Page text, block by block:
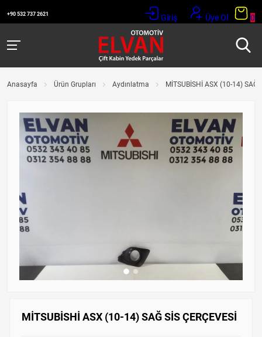
+90 532 737 2621 Giriş Üye Ol 0
Anasayfa Ürün Grupları Aydınlatma MİTSUBİSHİ ASX (10-14) SAĞ
MİTSUBİSHİ ASX (10-14) SAĞ SİS ÇERÇEVESİ